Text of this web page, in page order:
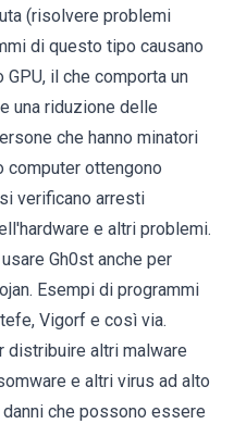
(risolvere problemi
di questo tipo causano
il che comporta un
una riduzione delle
che hanno minatori
computer ottengono
verificano arresti
e altri problemi.
Gh0st anche per
Esempi di programmi
Vigorf e così via.
distribuire altri malware
e altri virus ad alto
che possono essere